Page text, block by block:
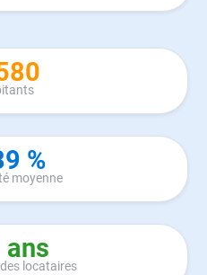
%
moyenne
ans
locataires